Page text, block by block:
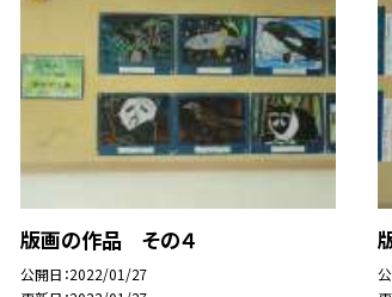
版画の作品 その４
公開日 2022/01/27